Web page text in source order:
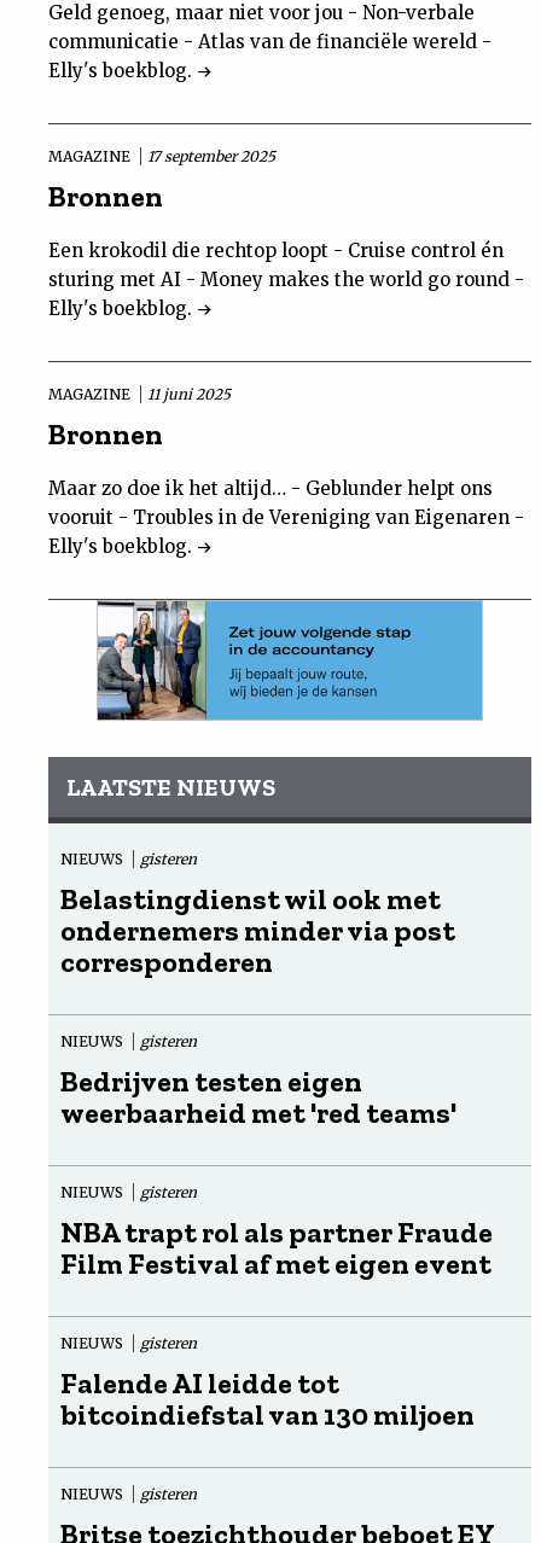
Geld genoeg, maar niet voor jou - Non-verbale
communicatie - Atlas van de financiële wereld -
Elly's boekblog.
MAGAZINE 17 september 2025
Bronnen
Een krokodil die rechtop loopt - Cruise control én
sturing met AI - Money makes the world go round -
Elly's boekblog.
MAGAZINE 11 juni 2025
Bronnen
Maar zo doe ik het altijd… - Geblunder helpt ons
vooruit - Troubles in de Vereniging van Eigenaren -
Elly's boekblog.
LAATSTE NIEUWS
NIEUWS gisteren
Belastingdienst wil ook met
ondernemers minder via post
corresponderen
NIEUWS gisteren
Bedrijven testen eigen
weerbaarheid met 'red teams'
NIEUWS gisteren
NBA trapt rol als partner Fraude
Film Festival af met eigen event
NIEUWS gisteren
Falende AI leidde tot
bitcoindiefstal van 130 miljoen
NIEUWS gisteren
Britse toezichthouder beboet EY